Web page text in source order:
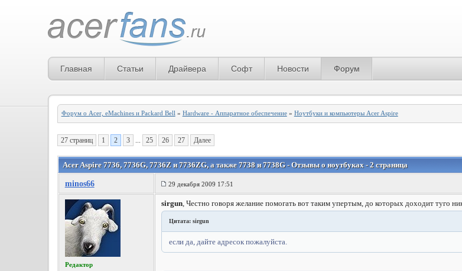
Главная Статьи Драйвера Софт Новости Форум
Форум о Acer, eMachines и Packard Bell » Hardware - Аппаратное обеспечение» Ноутбуки и компьютеры Acer Aspire
27 страниц 1 2 3 ... 25 26 27 Далее
Acer Aspire 7736, 7736G, 7736Z и 7736ZG, а также 7738 и 7738G - Отзывы о ноутбуках - 2 страница
minos66 29 декабря 2009 17:51
Редактор
sirgun, Честно говоря желание помогать вот таким упертым, до которых доходит туго
Цитата: sirgun
если да, дайте адресок пожалуйста.